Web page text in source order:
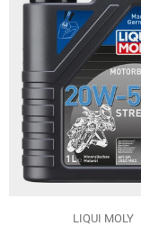
LIQUI MOLY